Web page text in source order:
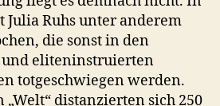
Julia Ruhs unter anderem
die sonst in den
eliteninstruierten
totgeschwiegen werden.
„Welt“ distanzierten sich 250